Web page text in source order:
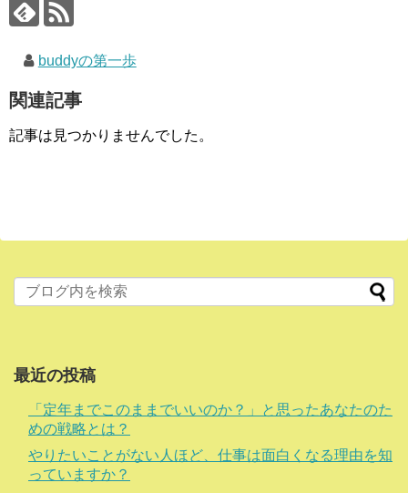
buddyの第一歩
関連記事
記事は見つかりませんでした。
最近の投稿
「定年までこのままでいいのか？」と思ったあなたのた
めの戦略とは？
やりたいことがない人ほど、仕事は面白くなる理由を知
っていますか？